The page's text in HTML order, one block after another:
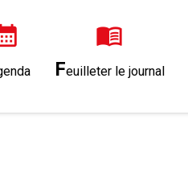
menu_book
Feuilleter le journal